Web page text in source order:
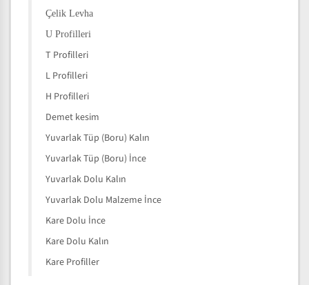
Çelik Levha
U Profilleri
T Profilleri
L Profilleri
H Profilleri
Demet kesim
Yuvarlak Tüp (Boru) Kalın
Yuvarlak Tüp (Boru) İnce
Yuvarlak Dolu Kalın
Yuvarlak Dolu Malzeme İnce
Kare Dolu İnce
Kare Dolu Kalın
Kare Profiller